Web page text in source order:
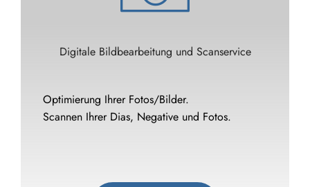
Digitale Bildbearbeitung und Scanservice
Optimierung Ihrer Fotos/Bilder.
Scannen Ihrer Dias, Negative und Fotos.